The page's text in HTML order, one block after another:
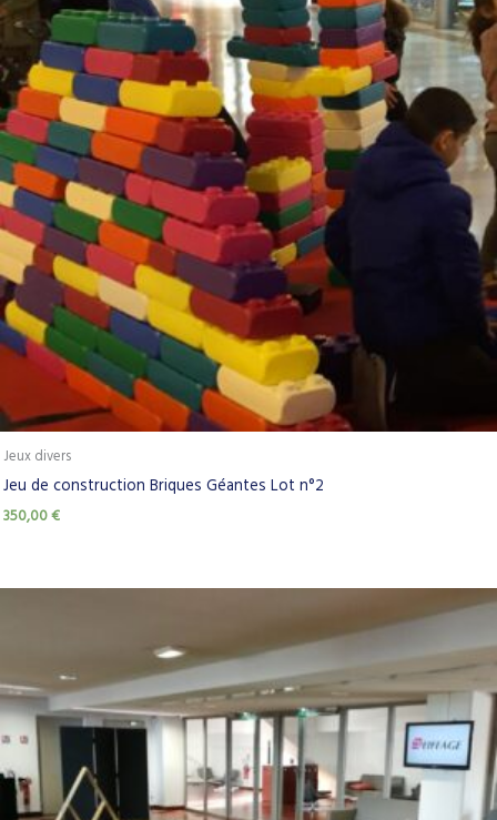
Jeux divers
Jeu de construction Briques Géantes Lot n°2
350,00€